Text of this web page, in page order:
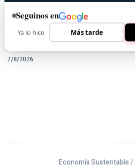
7/8/2026
Economía Sustentable /
Seguinos en
Ya lo hice Más tarde